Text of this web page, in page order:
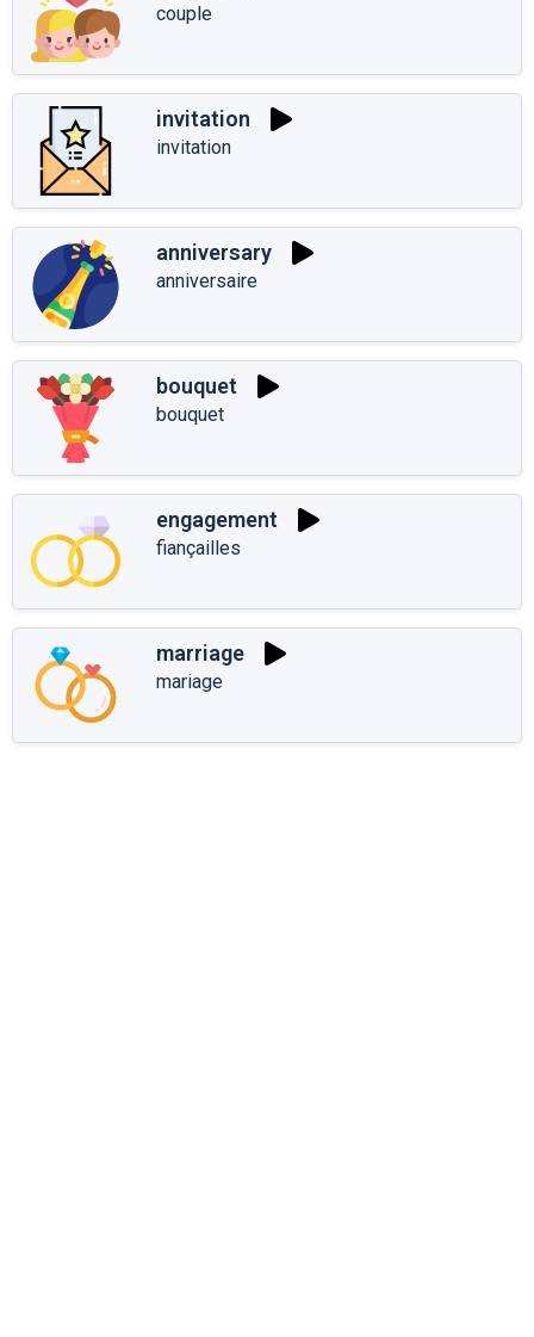
couple
invitation
invitation
anniversary
anniversaire
bouquet
bouquet
engagement
fiançailles
marriage
mariage